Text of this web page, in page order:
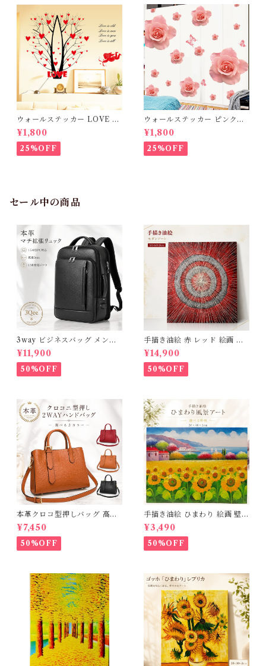
ウォールステッカー LOVE H
EART 貼って剥がせるシール
バレンタインデー 送料無料
¥1,800
25%OFF
ウォールステッカー ピンクの
バラの花 壁紙 シール 賃貸OK
はがせる 剥がせる DIY 模様
替え インテリア ばら 薔薇 ロ
ーズ ピンクローズ 蝶々 ちょう
¥1,800
25%OFF
セール中の商品
3way ビジネスバッグ メンズ
本革 撥水 ビジネスリュック 大
容量 15.6インチ PC対応 A4
マチ拡張 リュックサック 通勤
自転車 出張 通勤リュック 黒
おしゃれ 薄型 大きめ ギフト
プレゼント 父の日 3Qee 266
705_ee
¥11,900
50%OFF
手描き油絵 赤 レッド 絵画 イ
ンテリア 壁掛け 50×60cm 肉
筆油絵 アートパネル モダン ア
ートフレーム 円 抽象画 風水
玄関 リビング おしゃれ 額入り
祝い プレゼント ギフト 3Qee
1560001_ee 送料無料
¥14,900
50%OFF
本革クロコ型押しバッグ 高品
質本革 牛革 クロコダイル型押
し ハンドバッグ ハンドメイド
本革鞄 ショルダーバック レデ
ィース 送料無料 母の日 2723
¥7,450
50%OFF
手描き油絵 ひまわり 絵画 壁掛
け インテリア 玄関 肉筆 風景
画 アートパネル モダン 【木枠
張り 40×30cm 送料無料】北
欧 おしゃれ アートフレーム 壁
Qee 341801_ee
¥3,490
50%OFF